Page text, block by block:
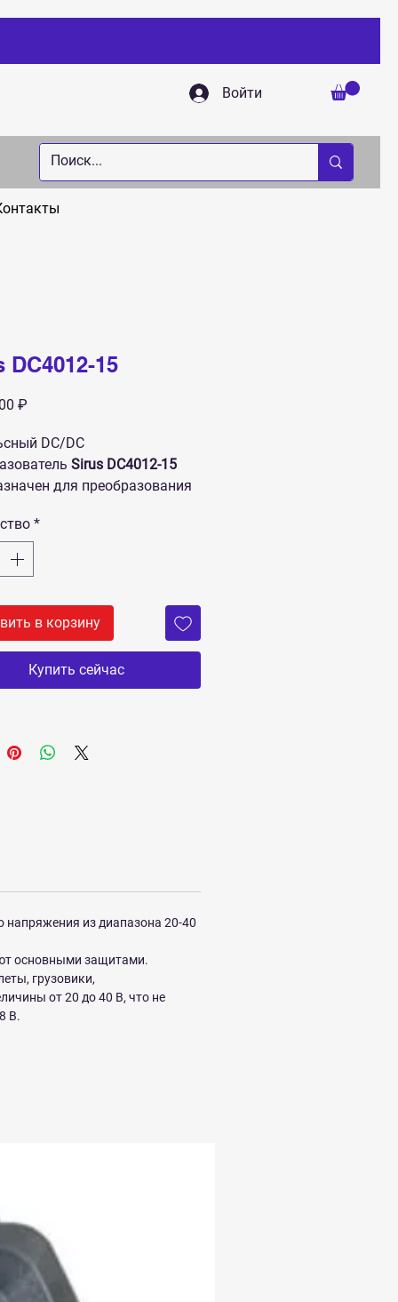
Войти
DC4012-15
₽
DC/DC
Sirus DC4012-15​​
для преобразования
20-40 В, в
постоянное
12,6 В с током нагрузки
*
в корзину
Купить сейчас
напряжения из диапазона 20-40
основными защитами.
грузовики,
от 20 до 40 В, что не
В.